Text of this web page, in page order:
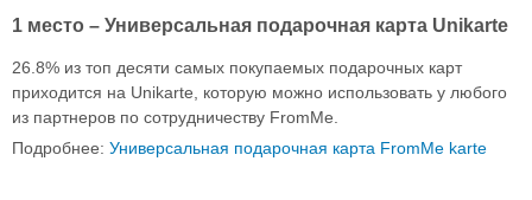
1 место – Универсальная подарочная карта Unikarte
26.8% из топ десяти самых покупаемых подарочных карт
приходится на Unikarte, которую можно использовать у любого
из партнеров по сотрудничеству FromMe.
Подробнее: Универсальная подарочная карта FromMe karte